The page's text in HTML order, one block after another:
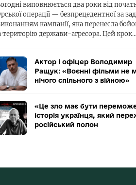
виповнюється два роки від
операції — безпрецедентної за
кампанії, яка перенесла
територію держави-агресора. Цей крок…
Актор і офіцер Володимир
Ращук: «Воєнні фільми не
нічого спільного з війною»
«Це зло має бути
історія українця, який
російський полон